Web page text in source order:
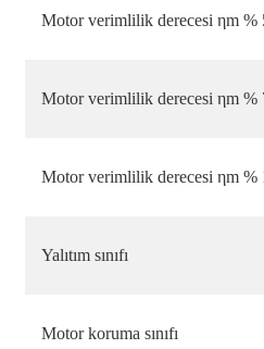
Motor verimlilik derecesi ηm %
Motor verimlilik derecesi ηm %
Motor verimlilik derecesi ηm %
Yalıtım sınıfı
Motor koruma sınıfı